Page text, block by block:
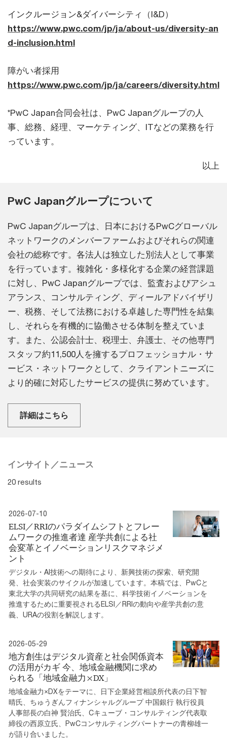
インクルージョン&ダイバーシティ（I&D）
https://www.pwc.com/jp/ja/about-us/diversity-an
d-inclusion.html
障がい者採用
https://www.pwc.com/jp/ja/careers/diversity.html
*PwC Japan合同会社は、PwC Japanグループの人
事、総務、経理、マーケティング、ITなどの業務を行
っています。
以上
PwC Japanグループについて
PwC Japanグループは、日本におけるPwCグローバル
ネットワークのメンバーファームおよびそれらの関連
会社の総称です。各法人は独立した別法人として事業
を行っています。複雑化・多様化する企業の経営課題
に対し、PwC Japanグループでは、監査およびアシュ
アランス、コンサルティング、ディールアドバイザリ
ー、税務、そして法務における卓越した専門性を結集
し、それらを有機的に協働させる体制を整えていま
す。また、公認会計士、税理士、弁護士、その他専門
スタッフ約11,500人を擁するプロフェッショナル・サ
ービス・ネットワークとして、クライアントニーズに
より的確に対応したサービスの提供に努めています。
詳細はこちら
インサイト／ニュース
20 results
2026-07-10
ELSI／RRIのパラダイムシフトとフレー
ムワークの推進者達 産学共創による社
会変革とイノベーションリスクマネジメ
ント
デジタル・AI技術への期待により、新興技術の探索、研究開
発、社会実装のサイクルが加速しています。本稿では、PwCと
東北大学の共同研究の結果を基に、科学技術イノベーションを
推進するために重要視されるELSI／RRIの動向や産学共創の意
義、URAの役割を解説します。
2026-05-29
地方創生はデジタル資産と社会関係資本
の活用がカギ 今、地域金融機関に求め
られる「地域金融力×DX」
地域金融力×DXをテーマに、日下企業経営相談所代表の日下智
晴氏、ちゅうぎんフィナンシャルグループ 中国銀行 執行役員
人事部長の白神 賢治氏、Cキューブ・コンサルティング代表取
締役の西原立氏、PwCコンサルティングパートナーの青柳雄一
が語り合いました。